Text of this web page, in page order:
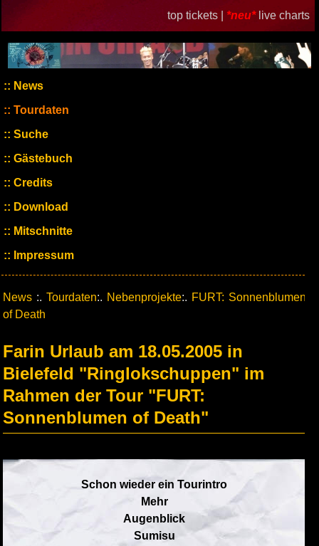
top tickets | *neu* live charts
News
Tourdaten
Suche
Gästebuch
Credits
Download
Mitschnitte
Impressum
News :. Tourdaten:. Nebenprojekte:. FURT: Sonnenblumen
of Death
Farin Urlaub am 18.05.2005 in
Bielefeld "Ringlokschuppen" im
Rahmen der Tour "FURT:
Sonnenblumen of Death"
Schon wieder ein Tourintro
Mehr
Augenblick
Sumisu